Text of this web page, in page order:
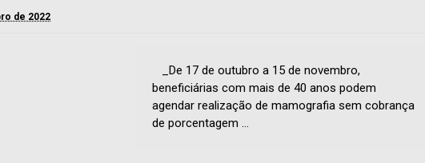
de 2022
_De 17 de outubro a 15 de novembro,
beneficiárias com mais de 40 anos podem
agendar realização de mamografia sem cobrança
de porcentagem ...